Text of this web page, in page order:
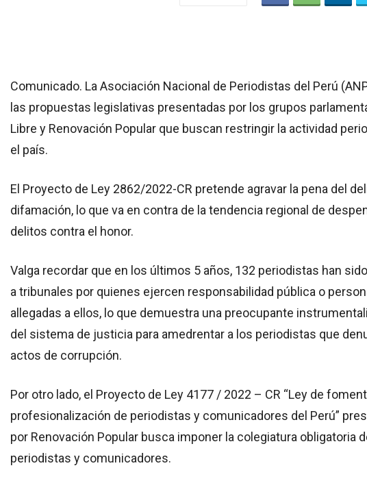
Comunicado. La Asociación Nacional de Periodistas del Perú
las propuestas legislativas presentadas por los grupos
Libre y Renovación Popular que buscan restringir la actividad
el país.
El Proyecto de Ley 2862/2022-CR pretende agravar la pena del
difamación, lo que va en contra de la tendencia regional de
delitos contra el honor.
Valga recordar que en los últimos 5 años, 132 periodistas han
a tribunales por quienes ejercen responsabilidad pública o
allegadas a ellos, lo que demuestra una preocupante
del sistema de justicia para amedrentar a los periodistas que
actos de corrupción.
Por otro lado, el Proyecto de Ley 4177 / 2022 – CR “Ley de
profesionalización de periodistas y comunicadores del Perú”
por Renovación Popular busca imponer la colegiatura obligatoria
periodistas y comunicadores.